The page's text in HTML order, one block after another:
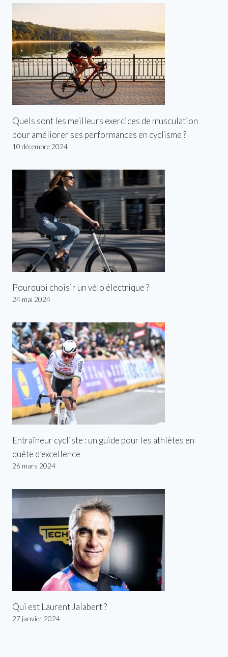
Quels sont les meilleurs exercices de musculation
pour améliorer ses performances en cyclisme ?
10 décembre 2024
Pourquoi choisir un vélo électrique ?
24 mai 2024
Entraîneur cycliste : un guide pour les athlètes en
quête d’excellence
26 mars 2024
Qui est Laurent Jalabert ?
27 janvier 2024